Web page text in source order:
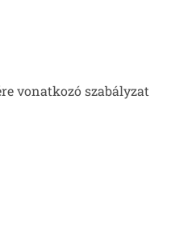
vonatkozó szabályzat